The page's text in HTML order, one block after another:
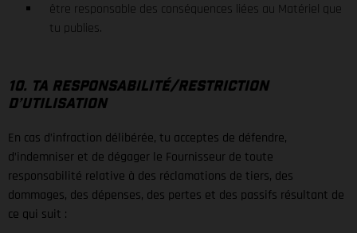
être responsable des conséquences liées au Matériel que
tu publies.
10. TA RESPONSABILITÉ/RESTRICTION
D’UTILISATION
En cas d’infraction délibérée, tu acceptes de défendre,
d’indemniser et de dégager le Fournisseur de toute
responsabilité relative à des réclamations de tiers, des
dommages, des dépenses, des pertes et des passifs résultant de
ce qui suit :